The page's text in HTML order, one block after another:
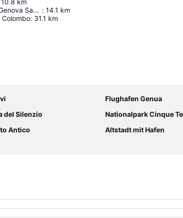
10.8 km
Ex stazione ferroviaria di Genova Sant'Ilario : 14.1 km
: 31.1 km
Flughafen Genua
del Silenzio
Nationalpark Cinque
Antico
Altstadt mit Hafen